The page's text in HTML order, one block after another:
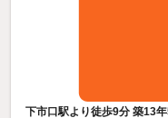
下市口駅より徒歩9分 築13